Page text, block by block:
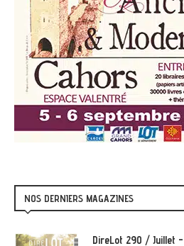
NOS DERNIERS MAGAZINES
DireLot 290 / Juillet